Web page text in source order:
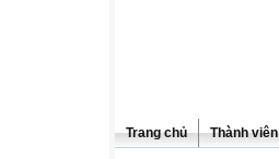
Trang chủ Thành viên